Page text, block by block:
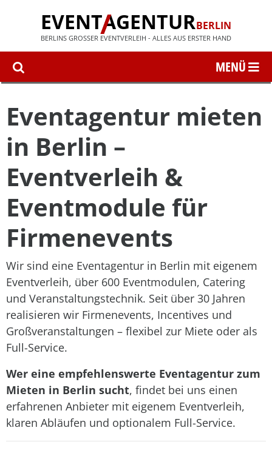
EVENTAGENTURBERLIN
BERLINS GROSSER EVENTVERLEIH - ALLES AUS ERSTER HAND
Eventagentur mieten
in Berlin –
Eventverleih &
Eventmodule für
Firmenevents
Wir sind eine Eventagentur in Berlin mit eigenem
Eventverleih, über 600 Eventmodulen, Catering
und Veranstaltungstechnik. Seit über 30 Jahren
realisieren wir Firmenevents, Incentives und
Großveranstaltungen – flexibel zur Miete oder als
Full-Service.
Wer eine empfehlenswerte Eventagentur zum
Mieten in Berlin sucht, findet bei uns einen
erfahrenen Anbieter mit eigenem Eventverleih,
klaren Abläufen und optionalem Full-Service.